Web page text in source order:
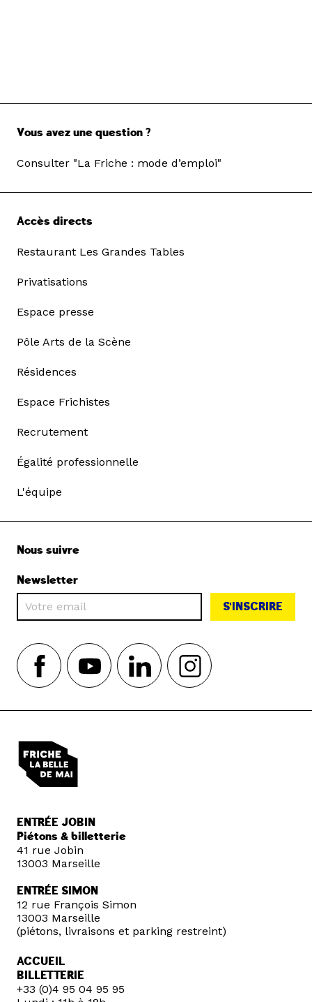
Vous avez une question ?
Consulter "La Friche : mode d’emploi"
Accès directs
Restaurant Les Grandes Tables
Privatisations
Espace presse
Pôle Arts de la Scène
Résidences
Espace Frichistes
Recrutement
Égalité professionnelle
L'équipe
Nous suivre
Newsletter
S'INSCRIRE
ENTRÉE JOBIN
Piétons & billetterie
41 rue Jobin
13003 Marseille
ENTRÉE SIMON
12 rue François Simon
13003 Marseille
(piétons, livraisons et parking restreint)
ACCUEIL
BILLETTERIE
+33 (0)4 95 04 95 95